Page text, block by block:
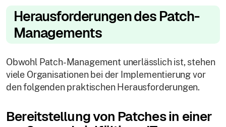
Herausforderungen des Patch-
Managements
Obwohl Patch-Management unerlässlich ist, stehen
viele Organisationen bei der Implementierung vor
den folgenden praktischen Herausforderungen.
Bereitstellung von Patches in einer